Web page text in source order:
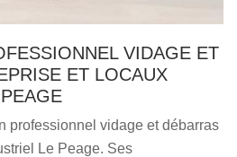
VIDAGE ET
ET LOCAUX
professionnel vidage et débarras
Le Peage. Ses